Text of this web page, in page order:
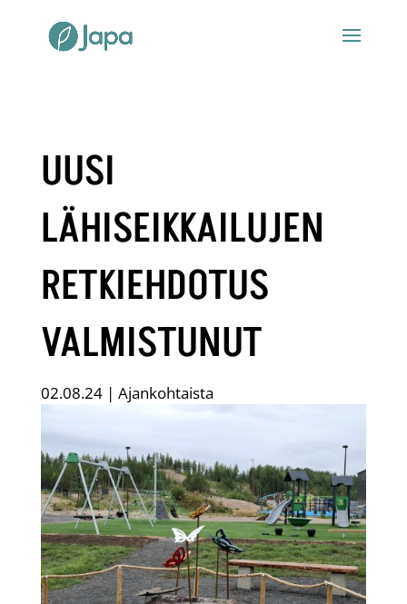
UUSI
LÄHISEIKKAILUJEN
RETKIEHDOTUS
VALMISTUNUT
02.08.24| Ajankohtaista